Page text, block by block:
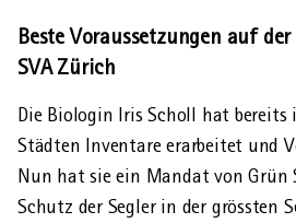
Beste Voraussetzungen auf
SVA Zürich
Die Biologin Iris Scholl hat bereits
Städten Inventare erarbeitet und
Nun hat sie ein Mandat von Grün
Schutz der Segler in der grössten